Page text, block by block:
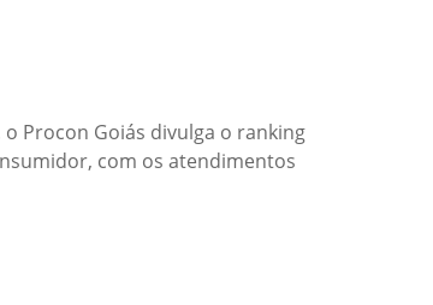
Procon Goiás divulga o ranking
com os atendimentos